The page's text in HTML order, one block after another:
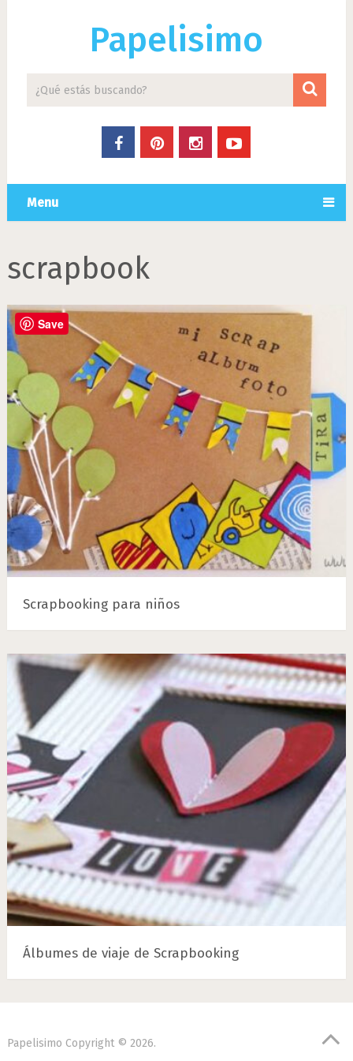
Papelisimo
Menu
scrapbook
Scrapbooking para niños
Álbumes de viaje de Scrapbooking
Papelisimo Copyright © 2026.
Save